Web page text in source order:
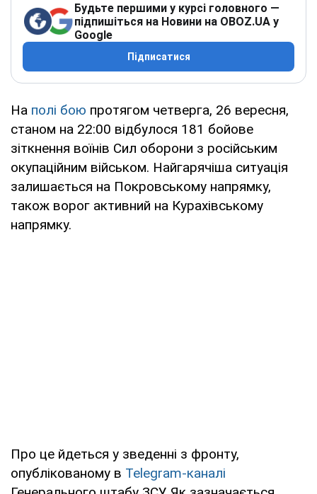
Будьте першими у курсі головного —
підпишіться на Новини на OBOZ.UA у
Google
Підписатися
На полі бою протягом четверга, 26 вересня,
станом на 22:00 відбулося 181 бойове
зіткнення воїнів Сил оборони з російським
окупаційним військом. Найгарячіша ситуація
залишається на Покровському напрямку,
також ворог активний на Курахівському
напрямку.
Про це йдеться у зведенні з фронту,
опублікованому в Telegram-каналі